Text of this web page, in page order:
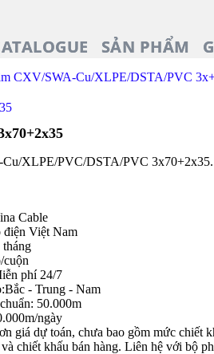
SẢN PHẨM
CXV/SWA-Cu/XLPE/DSTA/PVC
XLPE/PVC/DSTA/PVC
Cable
điện Việt Nam
tháng
phí 24/7
- Trung - Nam
50.000m
ngày
giá dự toán, chưa bao gồm mức chiết
chiết khấu bán hàng. Liên hệ với bộ